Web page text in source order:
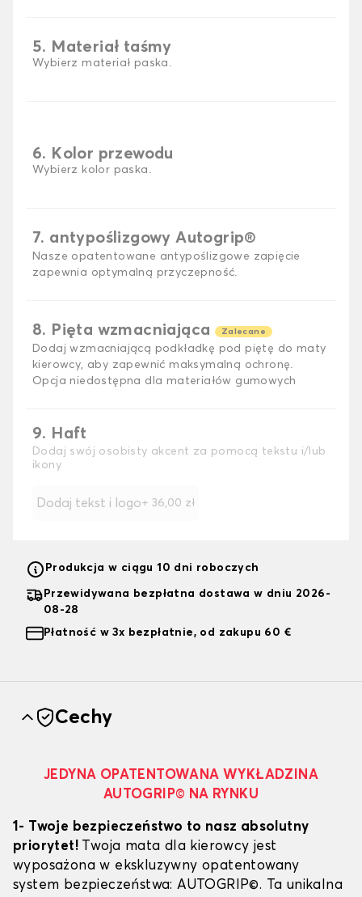
5. Materiał taśmy
Wybierz materiał paska.
6. Kolor przewodu
Wybierz kolor paska.
7. antypoślizgowy Autogrip®
Nasze opatentowane antypoślizgowe zapięcie
zapewnia optymalną przyczepność.
8. Pięta wzmacniająca Zalecane
Dodaj wzmacniającą podkładkę pod piętę do maty
kierowcy, aby zapewnić maksymalną ochronę.
Opcja niedostępna dla materiałów gumowych
9. Haft
Dodaj swój osobisty akcent za pomocą tekstu i/lub
ikony
Dodaj tekst i logo+ 36,00 zł
Produkcja w ciągu 10 dni roboczych
Przewidywana bezpłatna dostawa w dniu 2026-
08-28
Płatność w 3x bezpłatnie, od zakupu 60 €
Cechy
JEDYNA OPATENTOWANA WYKŁADZINA
AUTOGRIP© NA RYNKU
1- Twoje bezpieczeństwo to nasz absolutny
priorytet! Twoja mata dla kierowcy jest
wyposażona w ekskluzywny opatentowany
system bezpieczeństwa: AUTOGRIP©. Ta unikalna